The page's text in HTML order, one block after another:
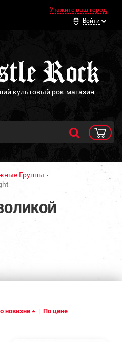
Укажите ваш город
Войти
культовый рок-магазин
Группы
новизне | По цене